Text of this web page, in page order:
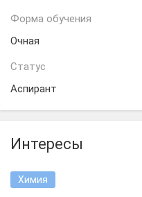
Форма обучения
Очная
Статус
Аспирант
Интересы
Химия